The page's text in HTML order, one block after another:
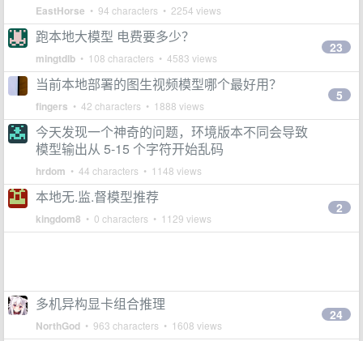
EastHorse • 94 characters • 2254 views
跑本地大模型 电费要多少？
mingtdlb • 108 characters • 4583 views
23
当前本地部署的图生视频模型哪个最好用？
fingers • 42 characters • 1888 views
5
今天发现一个神奇的问题，环境版本不同会导致
模型输出从 5-15 个字符开始乱码
hrdom • 44 characters • 1148 views
本地无.监.督模型推荐
kingdom8 • 0 characters • 1129 views
2
多机异构显卡组合推理
NorthGod • 963 characters • 1608 views
24